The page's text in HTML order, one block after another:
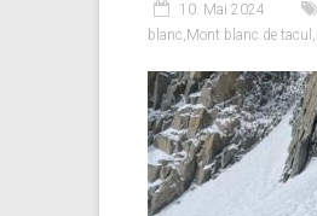
10. Mai 2024
blanc, Mont blanc de tacul ,